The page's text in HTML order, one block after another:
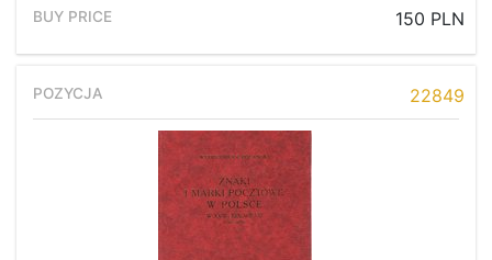
150 PLN
22849